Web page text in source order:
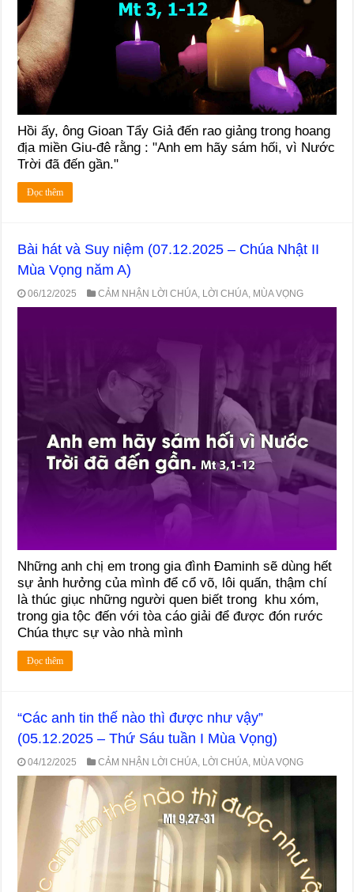
Hồi ấy, ông Gioan Tẩy Giả đến rao giảng trong hoang
địa miền Giu-đê rằng : "Anh em hãy sám hối, vì Nước
Trời đã đến gần."
Đọc thêm
Bài hát và Suy niệm (07.12.2025 – Chúa Nhật II
Mùa Vọng năm A)
06/12/2025 CẢM NHẬN LỜI CHÚA, LỜI CHÚA, MÙA VỌNG
Những anh chị em trong gia đình Đaminh sẽ dùng hết
sự ảnh hưởng của mình để cổ võ, lôi quấn, thậm chí
là thúc giục những người quen biết trong khu xóm,
trong gia tộc đến với tòa cáo giải để được đón rước
Chúa thực sự vào nhà mình
Đọc thêm
“Các anh tin thế nào thì được như vậy”
(05.12.2025 – Thứ Sáu tuần I Mùa Vọng)
04/12/2025 CẢM NHẬN LỜI CHÚA, LỜI CHÚA, MÙA VỌNG